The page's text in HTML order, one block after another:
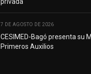
7 DE AGOSTO DE 2026
CESIMED-Bagó presenta su
Primeros Auxilios